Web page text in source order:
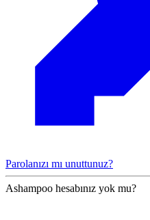
Parolanızı mı unuttunuz?
Ashampoo hesabınız yok mu?